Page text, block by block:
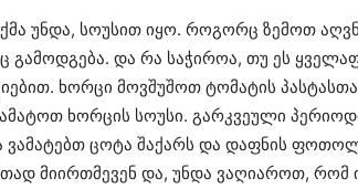
უნდა, სოუსით იყო. როგორც ზემოთ
გამოდგება. და რა საჭიროა, თუ ეს
ხორცი მოვშუშოთ ტომატის
ხორცის სოუსი. გარკვეული
ცოტა შაქარს და დაფნის
მიირთმევენ და, უნდა ვაღიაროთ, რომ